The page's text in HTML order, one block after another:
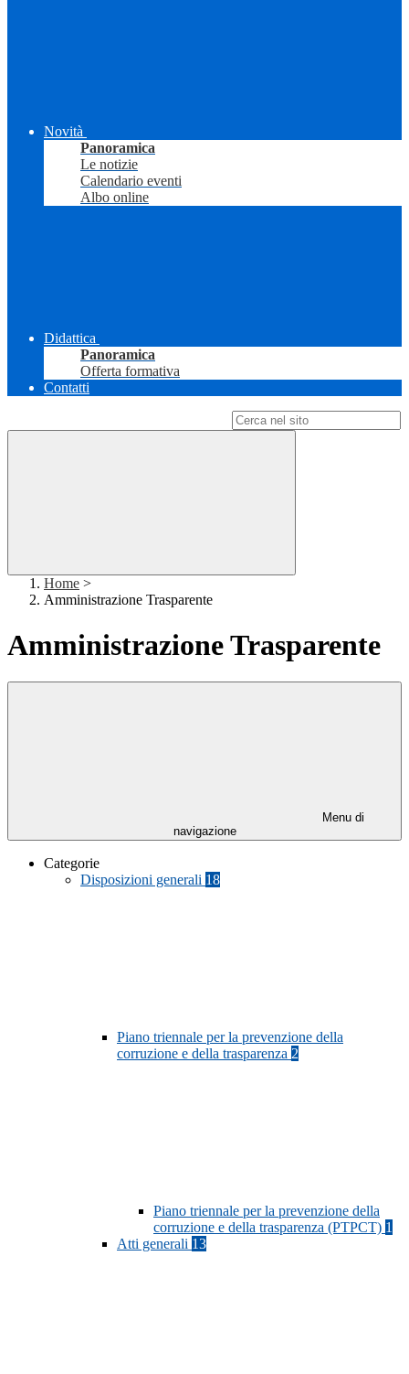
Novità
Panoramica
Le notizie
Calendario eventi
Albo online
Didattica
Panoramica
Offerta formativa
Contatti
Home >
Amministrazione Trasparente
Amministrazione Trasparente
Menu di
navigazione
Categorie
Disposizioni generali 18
Piano triennale per la prevenzione della
corruzione e della trasparenza 2
Piano triennale per la prevenzione della
corruzione e della trasparenza (PTPCT) 1
Atti generali 13